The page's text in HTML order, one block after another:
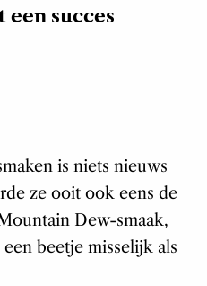
een succes
is niets nieuws
ze ooit ook eens de
Dew-smaak,
beetje misselijk als